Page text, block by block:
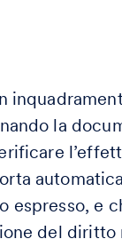
la
espresso, e
del diritto